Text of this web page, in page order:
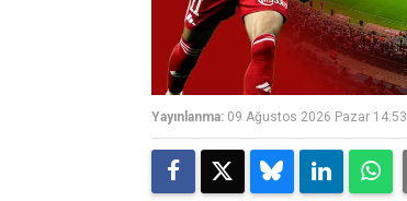
Yayınlanma: 09 Ağustos 2026 Pazar 14:53